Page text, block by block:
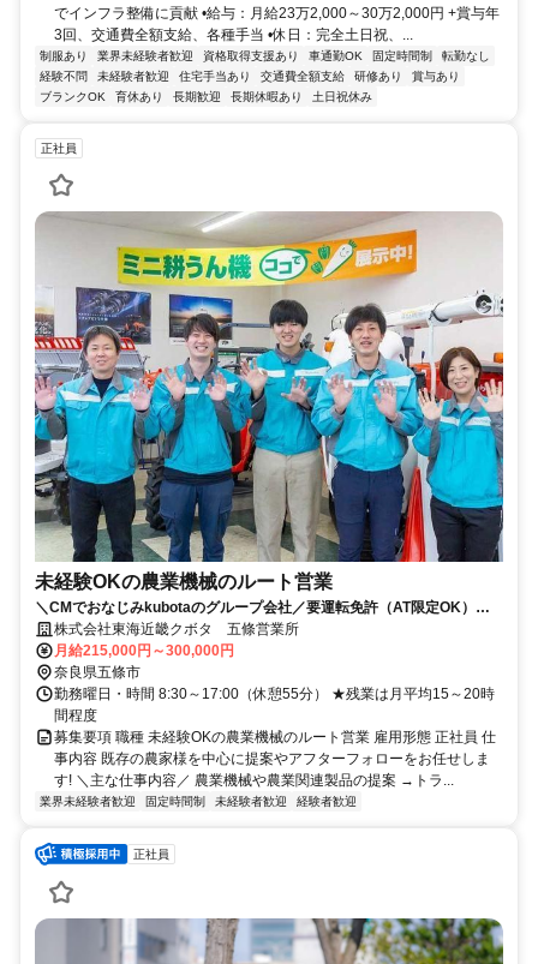
でインフラ整備に貢献 •給与：月給23万2,000～30万2,000円 +賞与年
3回、交通費全額支給、各種手当 •休日：完全土日祝、...
制服あり 業界未経験者歓迎 資格取得支援あり 車通勤OK 固定時間制
転勤なし
経験不問
未経験者歓迎 住宅手当あり 交通費全額支給 研修あり
賞与あり
ブランクOK
育休あり 長期歓迎 長期休暇あり 土日祝休み
正社員
未経験OKの農業機械のルート営業
＼CMでおなじみkubotaのグループ会社／要運転免許（AT限定OK）テ
レアポ＆飛び込み一切ナシ！
株式会社東海近畿クボタ 五條営業所
月給215,000円～300,000円
奈良県五條市
勤務曜日・時間 8:30～17:00（休憩55分） ★残業は月平均15～20時
間程度
募集要項 職種 未経験OKの農業機械のルート営業 雇用形態 正社員 仕
事内容 既存の農家様を中心に提案やアフターフォローをお任せしま
す! ＼主な仕事内容／ 農業機械や農業関連製品の提案 →トラ...
業界未経験者歓迎 固定時間制 未経験者歓迎 経験者歓迎
正社員